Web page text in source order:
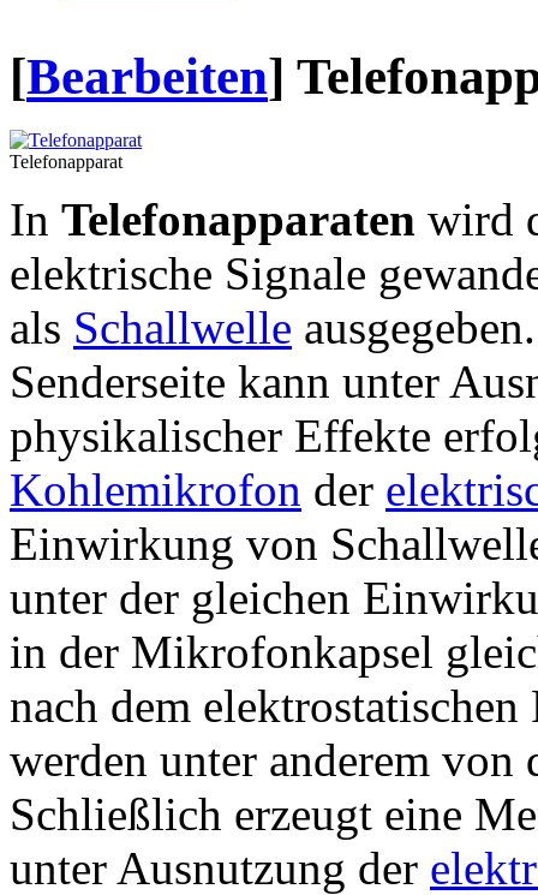
[Bearbeiten]
Telefonapparat
In Telefonapparaten wird
elektrische Signale
als Schallwelle
Senderseite kann unter
physikalischer Effekte
Kohlemikrofon der
Einwirkung von
unter der gleichen
in der Mikrofonkapsel
nach dem
werden unter anderem von
Schließlich erzeugt eine
unter Ausnutzung der